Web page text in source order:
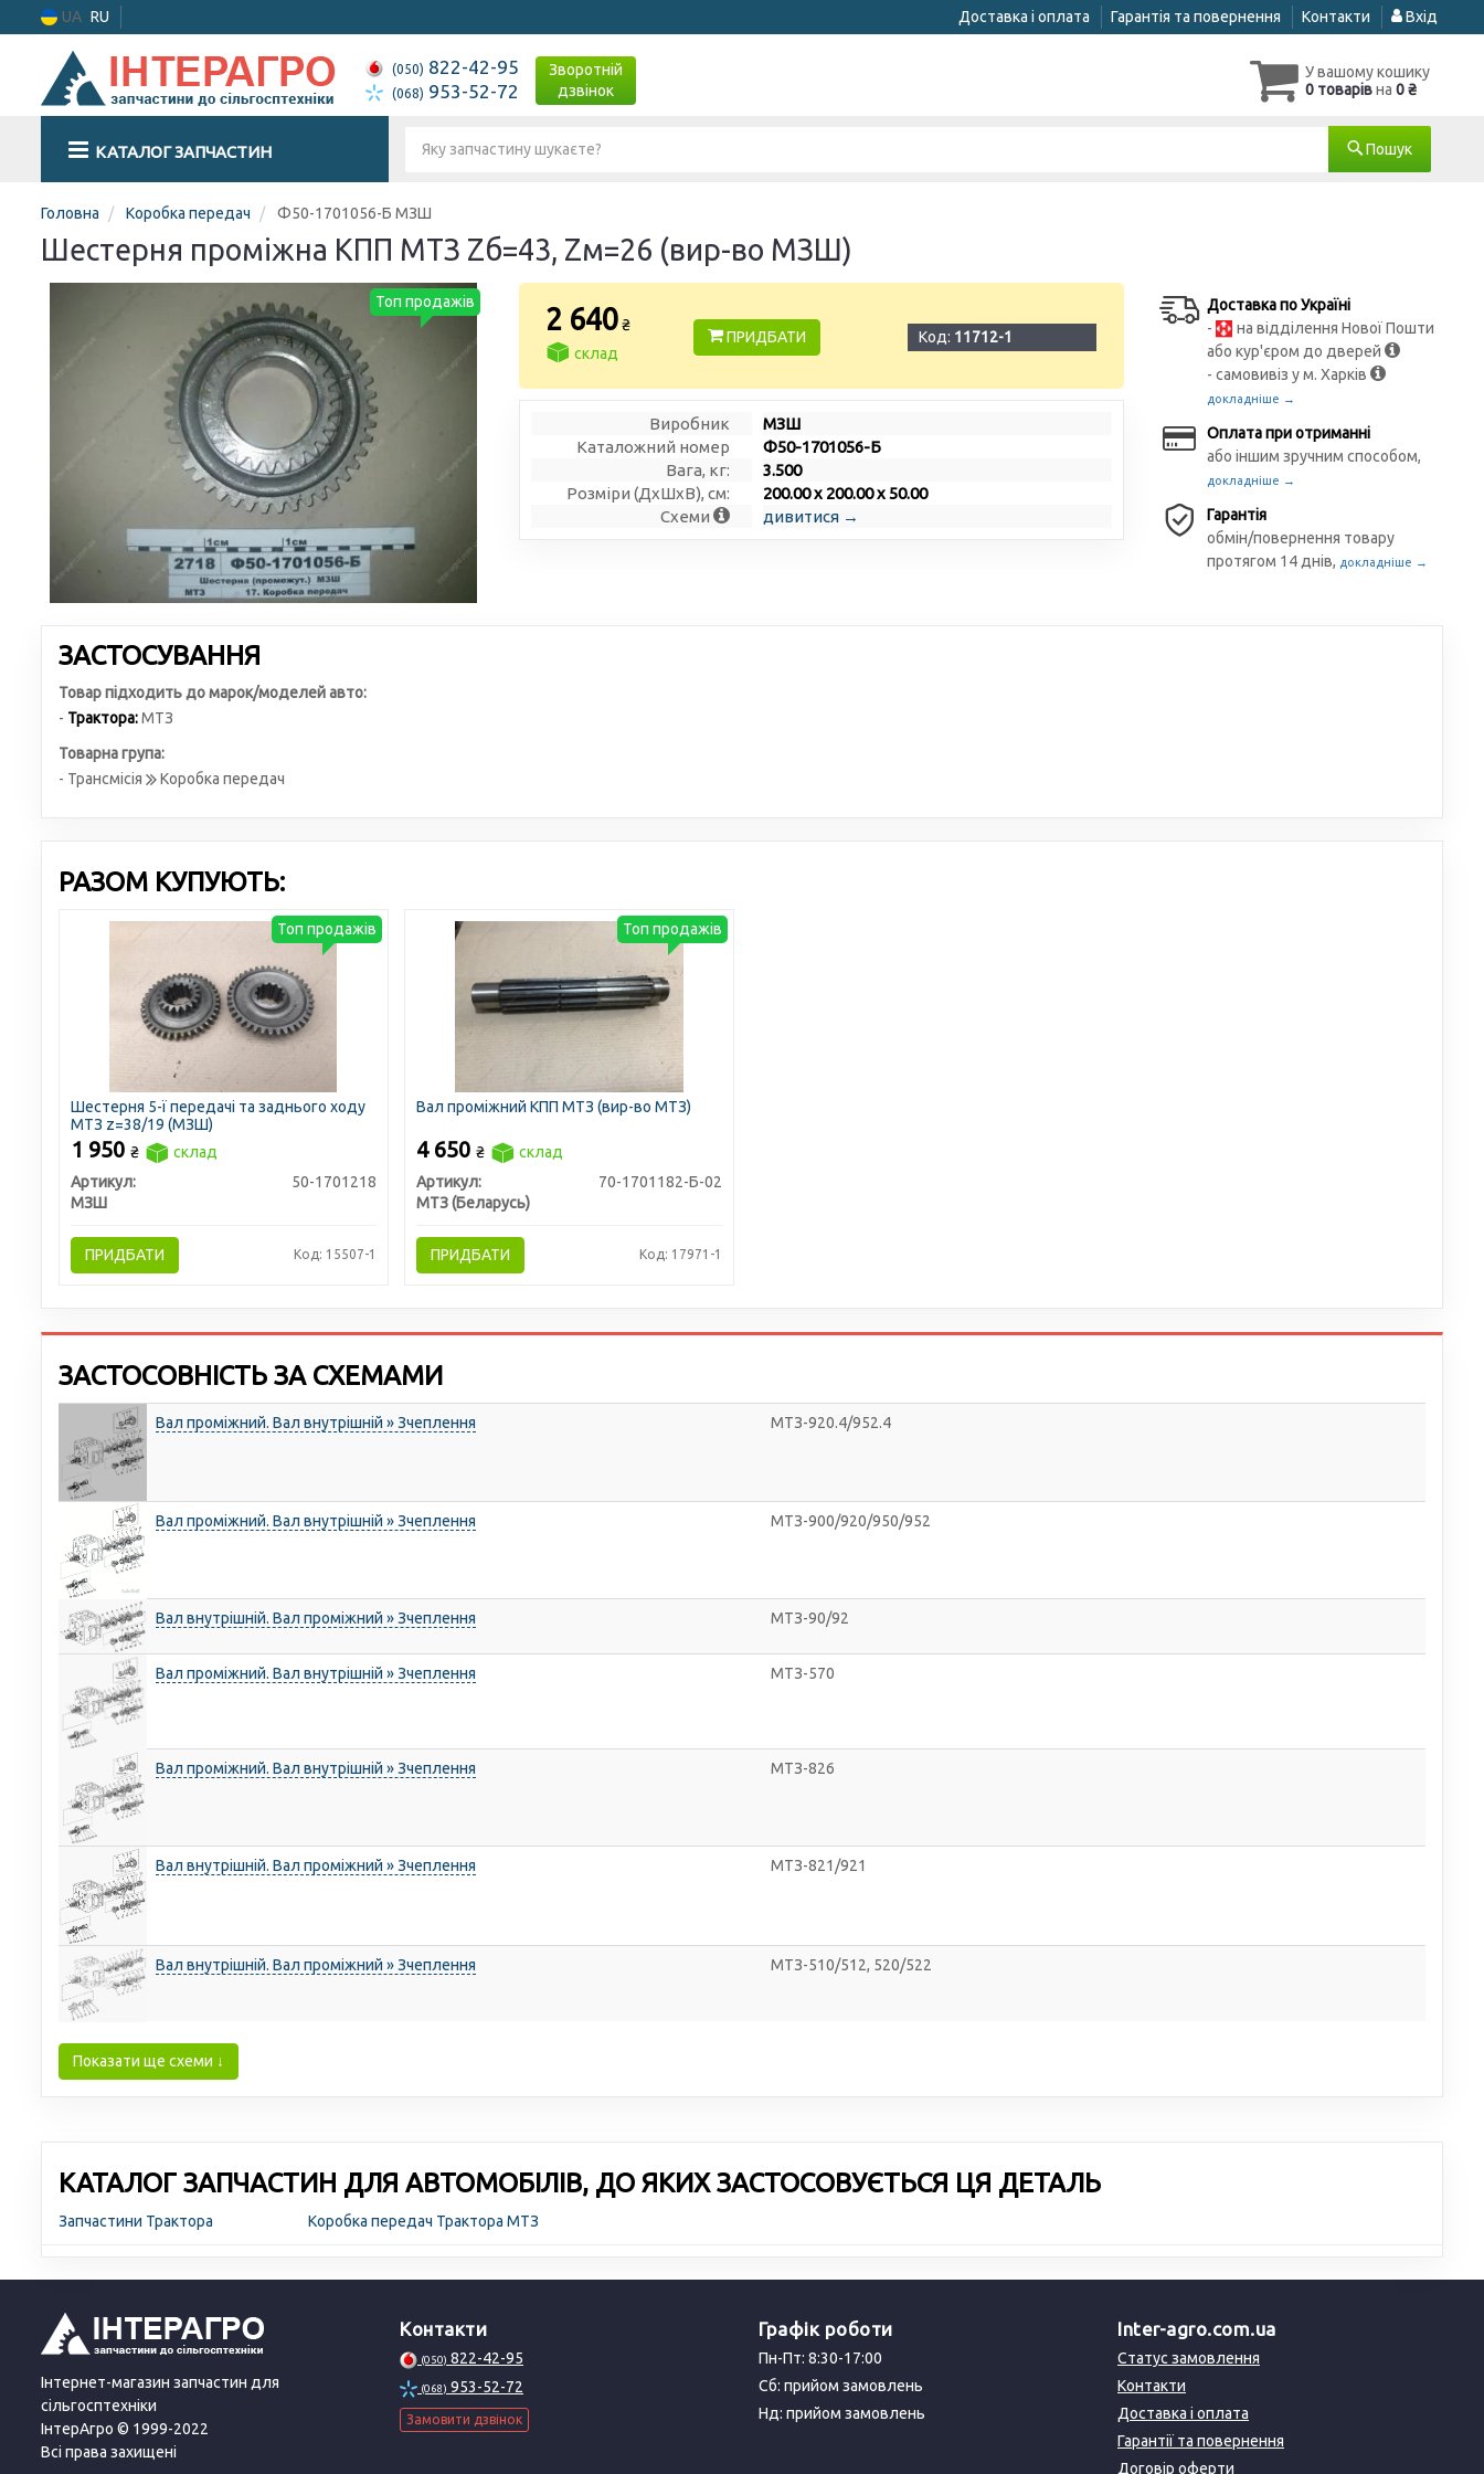
UA RU Доставка і оплата Гарантія та повернення Контакти Вхід
(050) 822-42-95
(068) 953-52-72
Зворотній
дзвінок
У вашому кошику
0 товарівна 0 ₴
КАТАЛОГ ЗАПЧАСТИН Пошук
Головна Коробка передач Ф50-1701056-Б МЗШ
Шестерня проміжна КПП МТЗ Zб=43, Zм=26 (вир-во МЗШ)
Топ продажів
2 640 ₴
склад
ПРИДБАТИ Код: 11712-1
Виробник
МЗШ
Каталожний номер
Ф50-1701056-Б
Вага, кг:
3.500
Розміри (ДxШxВ), см:
200.00 x 200.00 x 50.00
Схеми
дивитися →
Доставка по Україні
-
на відділення Нової Пошти
або кур'єром до дверей
- самовивіз у м. Харків
докладніше →
Оплата при отриманні
або іншим зручним способом,
докладніше →
Гарантія
обмін/повернення товару
протягом 14 днів, докладніше →
ЗАСТОСУВАННЯ
Товар підходить до марок/моделей авто:
- Трактора:МТЗ
Товарна група:
- Трансмісія
Коробка передач
РАЗОМ КУПУЮТЬ:
Шестерня 5-ї передачі та заднього ходу
МТЗ z=38/19 (МЗШ)
1 950 ₴
склад
Артикул:
50-1701218
МЗШ
ПРИДБАТИ Код: 15507-1
Топ продажів
Вал проміжний КПП МТЗ (вир-во МТЗ)
4 650 ₴
склад
Артикул:
70-1701182-Б-02
МТЗ (Беларусь)
ПРИДБАТИ Код: 17971-1
Топ продажів
ЗАСТОСОВНІСТЬ ЗА СХЕМАМИ
Вал проміжний. Вал внутрішній » Зчеплення МТЗ-920.4/952.4
Вал проміжний. Вал внутрішній » Зчеплення МТЗ-900/920/950/952
Вал внутрішній. Вал проміжний » Зчеплення МТЗ-90/92
Вал проміжний. Вал внутрішній » Зчеплення МТЗ-570
Вал проміжний. Вал внутрішній » Зчеплення МТЗ-826
Вал внутрішній. Вал проміжний » Зчеплення МТЗ-821/921
Вал внутрішній. Вал проміжний » Зчеплення МТЗ-510/512, 520/522
Показати ще схеми ↓
КАТАЛОГ ЗАПЧАСТИН ДЛЯ АВТОМОБІЛІВ, ДО ЯКИХ ЗАСТОСОВУЄТЬСЯ ЦЯ ДЕТАЛЬ
Запчастини Трактора Коробка передач Трактора МТЗ
Інтернет-магазин запчастин для
сільгосптехніки
ІнтерАгро © 1999-2022
Всі права захищені
Контакти
(050) 822-42-95
(068) 953-52-72
Замовити дзвінок
Графік роботи
Пн-Пт: 8:30-17:00
Сб: прийом замовлень
Нд: прийом замовлень
Inter-agro.com.ua
Статус замовлення
Контакти
Доставка і оплата
Гарантії та повернення
Договір оферти